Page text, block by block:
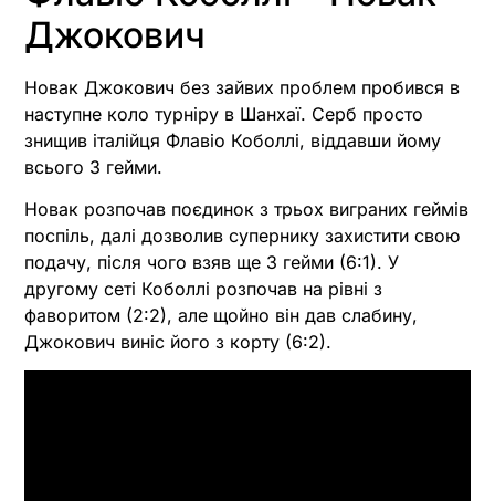
Джокович
Новак Джокович без зайвих проблем пробився в
наступне коло турніру в Шанхаї. Серб просто
знищив італійця Флавіо Коболлі, віддавши йому
всього 3 гейми.
Новак розпочав поєдинок з трьох виграних геймів
поспіль, далі дозволив супернику захистити свою
подачу, після чого взяв ще 3 гейми (6:1). У
другому сеті Коболлі розпочав на рівні з
фаворитом (2:2), але щойно він дав слабину,
Джокович виніс його з корту (6:2).